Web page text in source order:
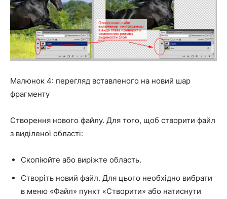
Малюнок 4: перегляд вставленого на новий шар
фрагменту
Створення нового файлу. Для того, щоб створити файл
з виділеної області:
Скопіюйте або виріжте область.
Створіть новий файл. Для цього необхідно вибрати
в меню «Файл» пункт «Створити» або натиснути